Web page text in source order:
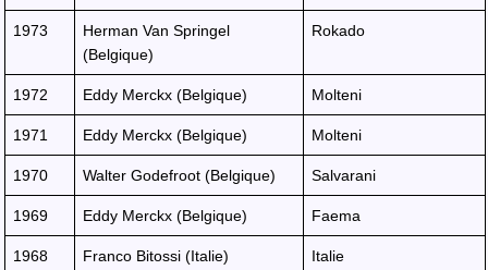
1973
Herman Van Springel
(Belgique)
Rokado
1972 Eddy Merckx (Belgique) Molteni
1971 Eddy Merckx (Belgique) Molteni
1970 Walter Godefroot (Belgique) Salvarani
1969 Eddy Merckx (Belgique) Faema
1968 Franco Bitossi (Italie) Italie